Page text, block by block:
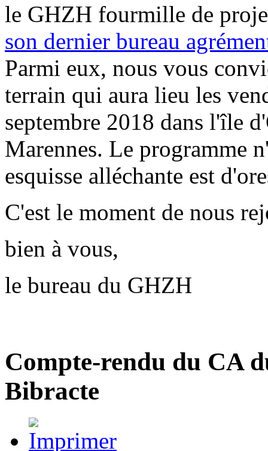
le GHZH fourmille de
son dernier bureau
Parmi eux, nous vous
terrain qui aura lieu les
septembre 2018 dans l'île
Marennes. Le programme
esquisse alléchante est
C'est le moment de nous
bien à vous,
le bureau du GHZH
Compte-rendu du CA
Bibracte